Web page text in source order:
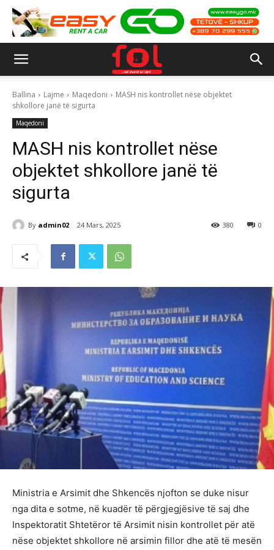
Ballina Lajme Maqedoni
MASH nis kontrollet nëse objektet
shkollore janë të sigurta
Maqedoni
MASH nis kontrollet nëse
objektet shkollore janë të
sigurta
By admin02 24 Mars, 2025 0
380
Ministria e Arsimit dhe Shkencës njofton se duke nisur
nga dita e sotme, në kuadër të përgjegjësive të saj dhe
Inspektoratit Shtetëror të Arsimit nisin kontrollet për atë
nëse objektet shkollore në arsimin fillor dhe atë të mesën